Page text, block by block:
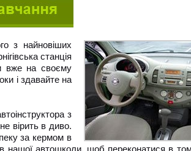
з найновіших
станція
вже на своєму
і здавайте на
з
вірить в диво.
за кермом в
нашої автошколи, щоб переконатися в